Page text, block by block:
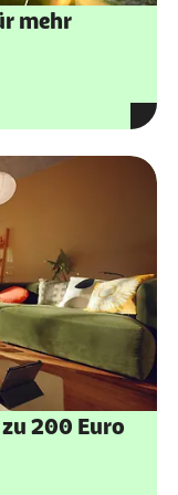
mehr
200 Euro